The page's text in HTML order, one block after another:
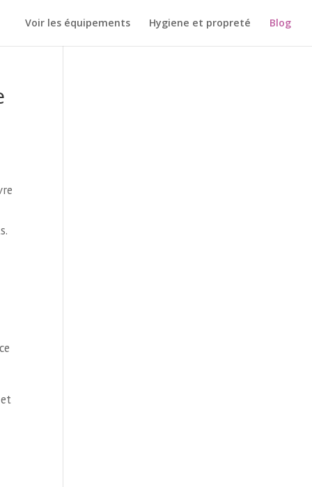
Voir les équipements Hygiene et propreté Blog